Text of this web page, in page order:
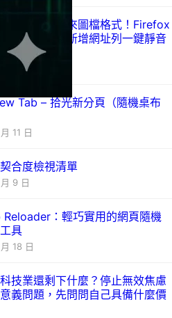
設定介面與未來圖檔格式！Firefox
版正式釋出，新增網址列一鍵靜音
金鑰登入
Tab – 拾光新分頁（隨機桌布
11 日
合度檢視清單
9 日
：輕巧實用的網頁隨機
具
18 日
技業還剩下什麼？停止無效焦慮
義問題，先問問自己具備什麼價